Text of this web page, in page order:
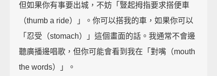
但如果你有事要出城，不妨「豎起拇指要求搭便車
（thumb a ride）」。你可以搭我的車，如果你可以
「忍受（stomach）」這個畫面的話。我通常不會邊
聽廣播邊唱歌，但你可能會看到我在「對嘴（mouth
the words）」。